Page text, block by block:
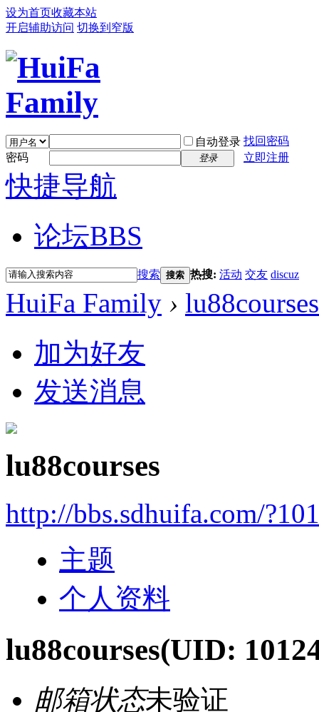
设为首页收藏本站
开启辅助访问 切换到窄版
自动登录 找回密码
密码
登录 立即注册
快捷导航
论坛BBS
搜索 搜索 热搜: 活动 交友 discuz
HuiFa Family › lu88courses
加为好友
发送消息
lu88courses
http://bbs.sdhuifa.com/
主题
个人资料
lu88courses(UID:
邮箱状态未验证